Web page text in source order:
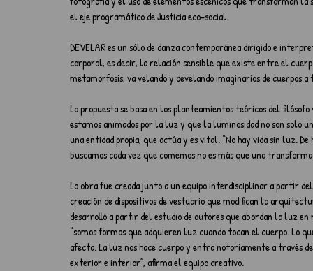
el eje programático de Justicia eco-social.
DEVELAR es un sólo de danza contemporánea dirigido e
corporal, es decir, la relación sensible que existe entre el
metamorfosis, va velando y develando imaginarios de
La propuesta se basa en los planteamientos teóricos del
estamos animados por la luz y que la luminosidad no son solo
una entidad propia, que actúa y es vital. “No hay vida sin luz.
buscamos cada vez que comemos no es más que una
La obra fue creada junto a un equipo interdisciplinar a partir
creación de dispositivos de vestuario que modifican la
desarrolló a partir del estudio de autores que abordan la luz
“somos formas que adquieren luz cuando tocan el cuerpo. Lo
afecta. La luz nos hace cuerpo y entra notoriamente a través
exterior e interior”, afirma el equipo creativo.